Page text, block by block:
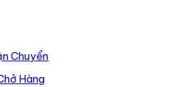
Chuyển
Hàng